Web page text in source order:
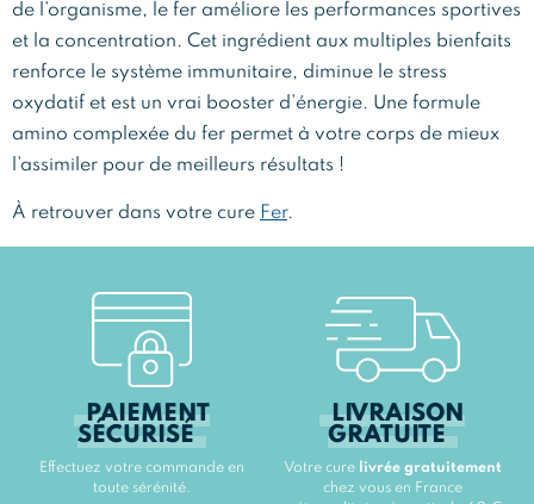
de l’organisme, le fer améliore les performances sportives
et la concentration. Cet ingrédient aux multiples bienfaits
renforce le système immunitaire, diminue le stress
oxydatif et est un vrai booster d’énergie. Une formule
amino complexée du fer permet à votre corps de mieux
l’assimiler pour de meilleurs résultats !
À retrouver dans votre cure Fer.
PAIEMENT
SÉCURISÉ
Effectuez votre commande en
toute sérénité.
LIVRAISON
GRATUITE
Votre cure
livrée gratuitement
chez vous en France